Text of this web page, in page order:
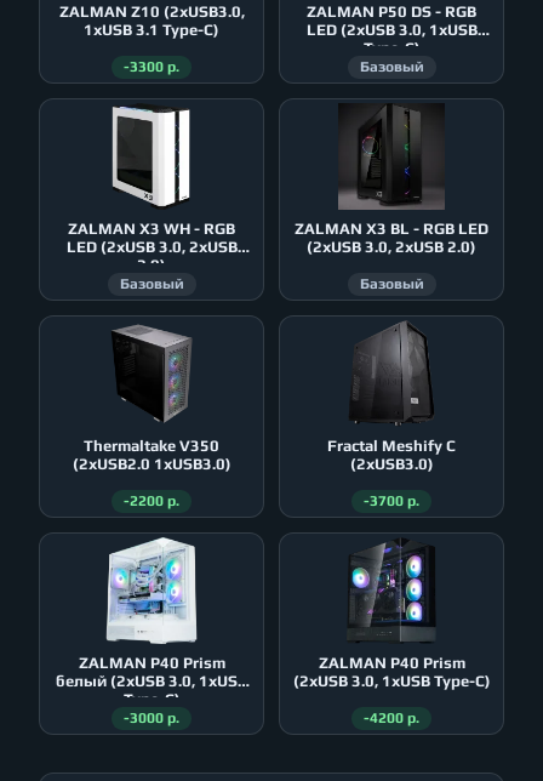
ZALMAN Z10 (2xUSB3.0,
1xUSB 3.1 Type-C)
-3300 р.
ZALMAN P50 DS - RGB
LED (2xUSB 3.0, 1xUSB
Type-C)
Базовый
ZALMAN X3 WH - RGB
LED (2xUSB 3.0, 2xUSB
2.0)
Базовый
ZALMAN X3 BL - RGB LED
(2xUSB 3.0, 2xUSB 2.0)
Базовый
Thermaltake V350
(2xUSB2.0 1xUSB3.0)
-2200 р.
Fractal Meshify C
(2xUSB3.0)
-3700 р.
ZALMAN P40 Prism
белый (2xUSB 3.0, 1xUSB
Type-C)
-3000 р.
ZALMAN P40 Prism
(2xUSB 3.0, 1xUSB Type-C)
-4200 р.